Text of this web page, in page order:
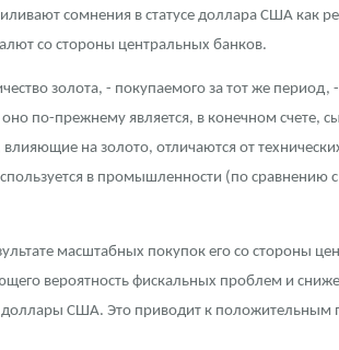
сомнения в статусе доллара США как
со стороны центральных банков.
золота, - покупаемого за тот же период,
по-прежнему является, в конечном счете,
на золото, отличаются от
в промышленности (по сравнению
масштабных покупок его со стороны
вероятность фискальных проблем и
доллары США. Это приводит к положительным